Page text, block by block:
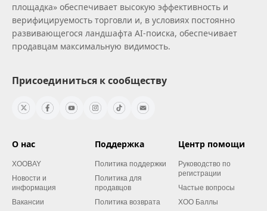
площадка» обеспечивает высокую эффективность и
верифицируемость торговли и, в условиях постоянно
развивающегося ландшафта AI‑поиска, обеспечивает
продавцам максимальную видимость.
Присоединиться к сообществу
О нас
XOOBAY
Новости и
информация
Вакансии
Поддержка
Политика поддержки
Политика для
продавцов
Политика возврата
Центр помощи
Руководство по
регистрации
Частые вопросы
XOO Баллы